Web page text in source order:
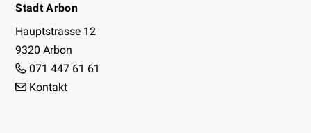
Stadt Arbon
Hauptstrasse 12
9320 Arbon
071 447 61 61
Kontakt